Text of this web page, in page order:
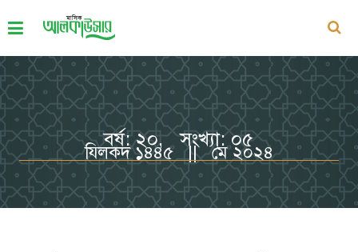
বর্ষ: ২০, সংখ্যা: ০৫
যিলকদ ১৪৪৫ || মে ২০২৪